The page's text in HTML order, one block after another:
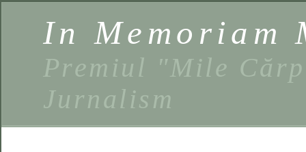
In Memoriam
Premiul "Mile
Jurnalism